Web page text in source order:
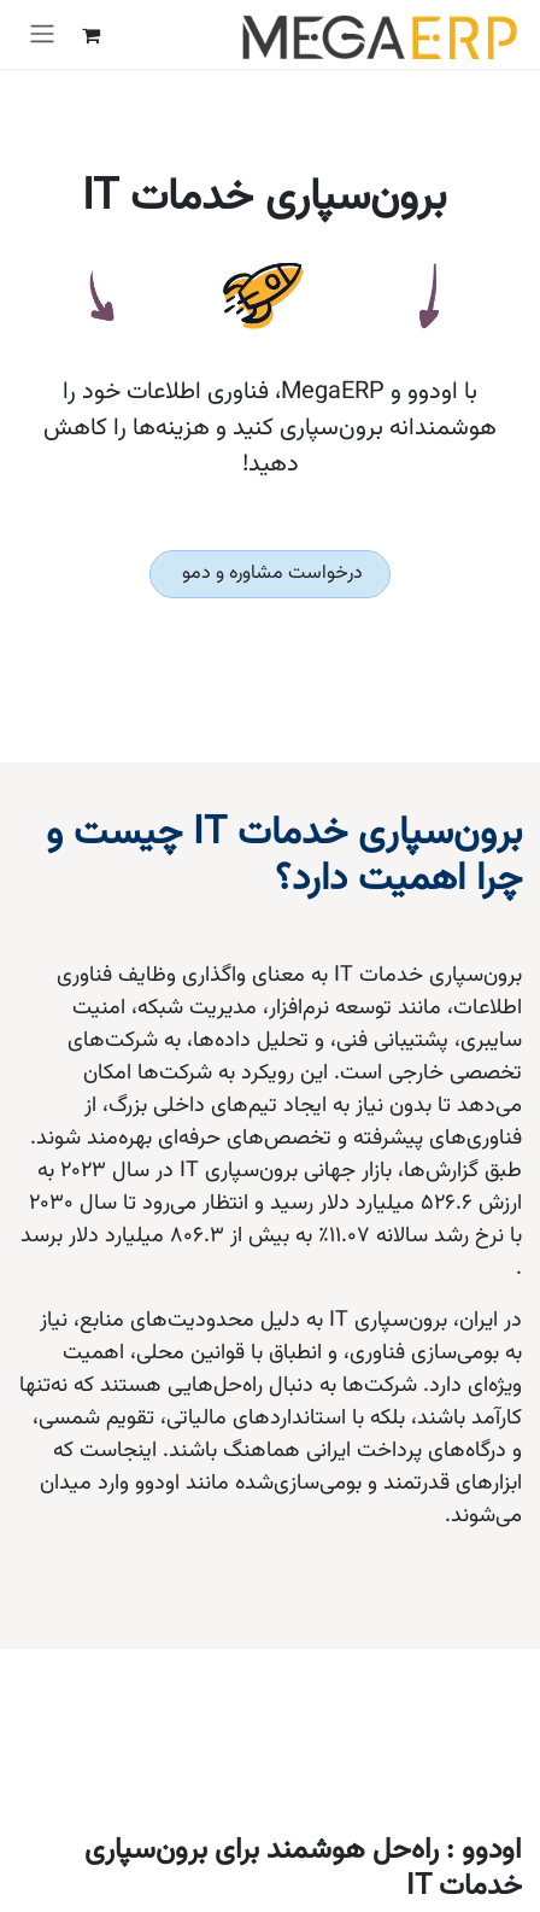
پرش به محتوا
برون‌سپاری خدمات IT
با اودوو و MegaERP، فناوری اطلاعات خود را
هوشمندانه برون‌سپاری کنید و هزینه‌ها را کاهش
دهید!
درخواست مشاوره و دمو
برون‌سپاری خدمات IT چیست و
چرا اهمیت دارد؟
برون‌سپاری خدمات IT به معنای واگذاری وظایف فناوری
اطلاعات، مانند توسعه نرم‌افزار، مدیریت شبکه، امنیت
سایبری، پشتیبانی فنی، و تحلیل داده‌ها، به شرکت‌های
تخصصی خارجی است. این رویکرد به شرکت‌ها امکان
می‌دهد تا بدون نیاز به ایجاد تیم‌های داخلی بزرگ، از
فناوری‌های پیشرفته و تخصص‌های حرفه‌ای بهره‌مند شوند.
طبق گزارش‌ها، بازار جهانی برون‌سپاری IT در سال 2023 به
ارزش 526.6 میلیارد دلار رسید و انتظار می‌رود تا سال 2030
با نرخ رشد سالانه 11.07٪ به بیش از 806.3 میلیارد دلار برسد
.
در ایران، برون‌سپاری IT به دلیل محدودیت‌های منابع، نیاز
به بومی‌سازی فناوری، و انطباق با قوانین محلی، اهمیت
ویژه‌ای دارد. شرکت‌ها به دنبال راه‌حل‌هایی هستند که نه‌تنها
کارآمد باشند، بلکه با استانداردهای مالیاتی، تقویم شمسی،
و درگاه‌های پرداخت ایرانی هماهنگ باشند. اینجاست که
ابزارهای قدرتمند و بومی‌سازی‌شده مانند اودوو وارد میدان
می‌شوند.
اودوو : راه‌حل هوشمند برای برون‌سپاری
خدمات IT